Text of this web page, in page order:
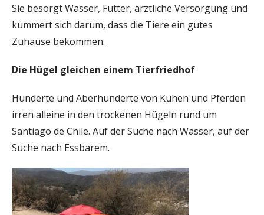
Sie besorgt Wasser, Futter, ärztliche Versorgung und
kümmert sich darum, dass die Tiere ein gutes
Zuhause bekommen.
Die Hügel gleichen einem Tierfriedhof
Hunderte und Aberhunderte von Kühen und Pferden
irren alleine in den trockenen Hügeln rund um
Santiago de Chile. Auf der Suche nach Wasser, auf der
Suche nach Essbarem.